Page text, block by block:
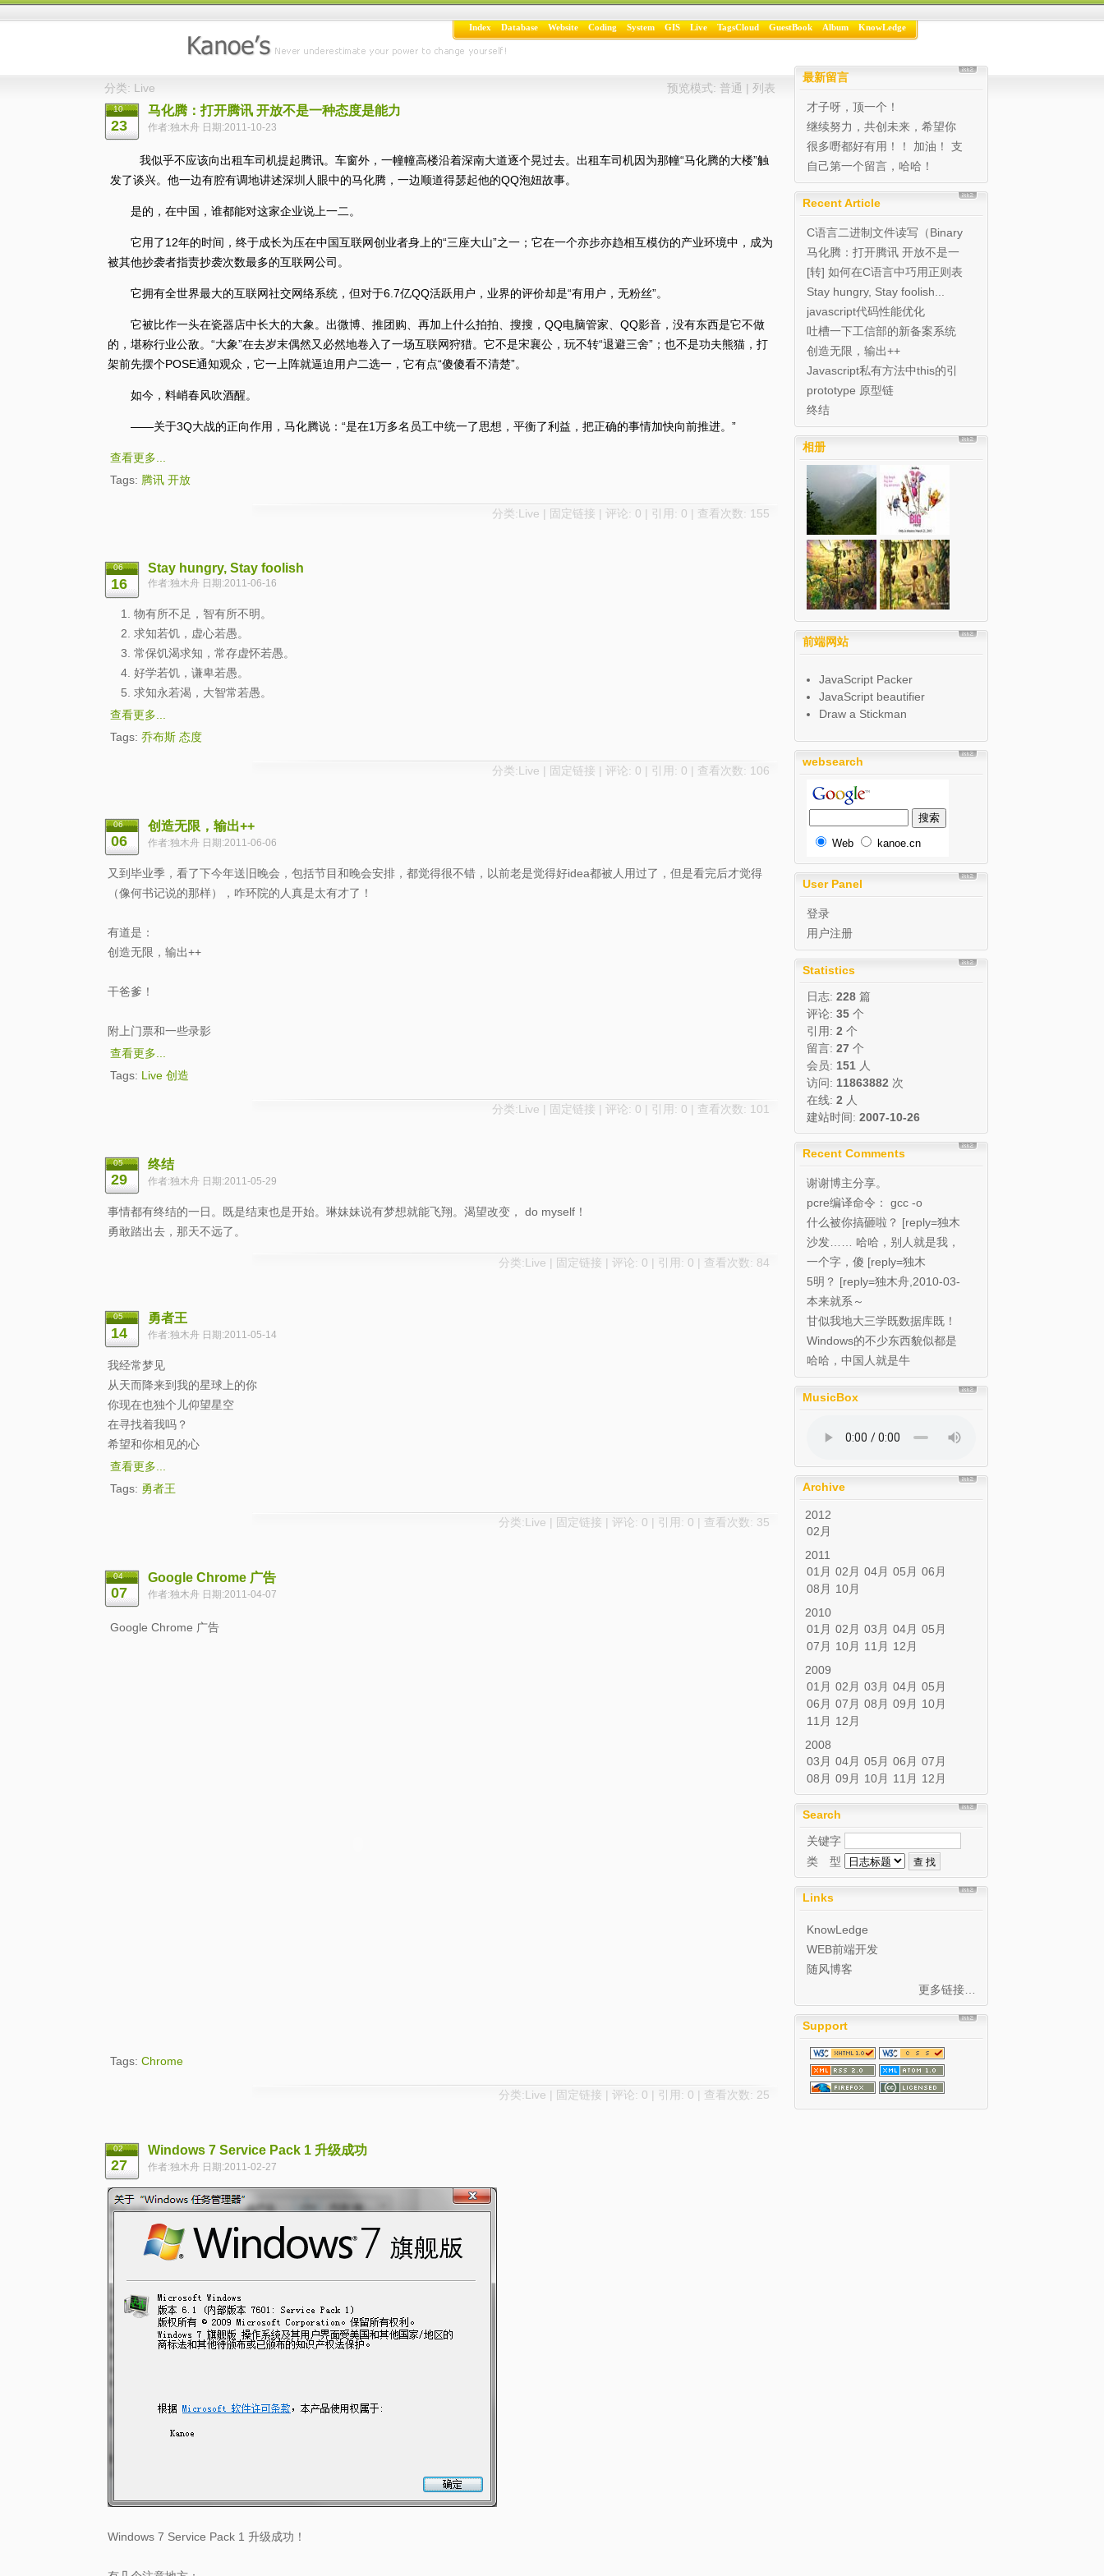
Index Database Website Coding System GIS Live TagsCloud GuestBook Album KnowLedge
分类: Live 预览模式: 普通 | 列表
10
23
马化腾：打开腾讯 开放不是一种态度是能力
作者:独木舟 日期:2011-10-23
我似乎不应该向出租车司机提起腾讯。车窗外，一幢幢高楼沿着深南大道逐个晃过去。出租车司机因为那幢“马化腾的大楼”触
发了谈兴。他一边有腔有调地讲述深圳人眼中的马化腾，一边顺道得瑟起他的QQ泡妞故事。
是的，在中国，谁都能对这家企业说上一二。
它用了12年的时间，终于成长为压在中国互联网创业者身上的“三座大山”之一；它在一个亦步亦趋相互模仿的产业环境中，成为
被其他抄袭者指责抄袭次数最多的互联网公司。
它拥有全世界最大的互联网社交网络系统，但对于6.7亿QQ活跃用户，业界的评价却是“有用户，无粉丝”。
它被比作一头在瓷器店中长大的大象。出微博、推团购、再加上什么拍拍、搜搜，QQ电脑管家、QQ影音，没有东西是它不做
的，堪称行业公敌。“大象”在去岁末偶然又必然地卷入了一场互联网狩猎。它不是宋襄公，玩不转“退避三舍”；也不是功夫熊猫，打
架前先摆个POSE通知观众，它一上阵就逼迫用户二选一，它有点“傻傻看不清楚”。
如今，料峭春风吹酒醒。
——关于3Q大战的正向作用，马化腾说：“是在1万多名员工中统一了思想，平衡了利益，把正确的事情加快向前推进。”
查看更多...
Tags: 腾讯 开放
分类:Live | 固定链接 | 评论: 0 | 引用: 0 | 查看次数: 155
06
16
Stay hungry, Stay foolish
作者:独木舟 日期:2011-06-16
1. 物有所不足，智有所不明。
2. 求知若饥，虚心若愚。
3. 常保饥渴求知，常存虚怀若愚。
4. 好学若饥，谦卑若愚。
5. 求知永若渴，大智常若愚。
查看更多...
Tags: 乔布斯 态度
分类:Live | 固定链接 | 评论: 0 | 引用: 0 | 查看次数: 106
06
06
创造无限，输出++
作者:独木舟 日期:2011-06-06
又到毕业季，看了下今年送旧晚会，包括节目和晚会安排，都觉得很不错，以前老是觉得好idea都被人用过了，但是看完后才觉得
（像何书记说的那样），咋环院的人真是太有才了！
有道是：
创造无限，输出++
干爸爹！
附上门票和一些录影
查看更多...
Tags: Live 创造
分类:Live | 固定链接 | 评论: 0 | 引用: 0 | 查看次数: 101
05
29
终结
作者:独木舟 日期:2011-05-29
事情都有终结的一日。既是结束也是开始。琳妹妹说有梦想就能飞翔。渴望改变， do myself！
勇敢踏出去，那天不远了。
分类:Live | 固定链接 | 评论: 0 | 引用: 0 | 查看次数: 84
05
14
勇者王
作者:独木舟 日期:2011-05-14
我经常梦见
从天而降来到我的星球上的你
你现在也独个儿仰望星空
在寻找着我吗？
希望和你相见的心
查看更多...
Tags: 勇者王
分类:Live | 固定链接 | 评论: 0 | 引用: 0 | 查看次数: 35
04
07
Google Chrome 广告
作者:独木舟 日期:2011-04-07
Google Chrome 广告
Tags: Chrome
分类:Live | 固定链接 | 评论: 0 | 引用: 0 | 查看次数: 25
02
27
Windows 7 Service Pack 1 升级成功
作者:独木舟 日期:2011-02-27
Windows 7 Service Pack 1 升级成功！
最新留言
才子呀，顶一个！
继续努力，共创未来，希望你
的博客越办越好 写的很...
很多嘢都好有用！！ 加油！ 支
持！ 继续努力...
自己第一个留言，哈哈！
Recent Article
C语言二进制文件读写（Binary
I/O)实例
马化腾：打开腾讯 开放不是一
种态度是能力
[转] 如何在C语言中巧用正则表
达式
Stay hungry, Stay foolish...
javascript代码性能优化
吐槽一下工信部的新备案系统
创造无限，输出++
Javascript私有方法中this的引
用
prototype 原型链
终结
相册
前端网站
JavaScript Packer
JavaScript beautifier
Draw a Stickman
websearch
Web kanoe.cn
User Panel
登录
用户注册
Statistics
日志: 228 篇
评论: 35 个
引用: 2 个
留言: 27 个
会员: 151 人
访问: 11863882 次
在线: 2 人
建站时间: 2007-10-26
Recent Comments
谢谢博主分享。
pcre编译命令： gcc -o
pcre_de...
什么被你搞砸啦？ [reply=独木
舟,2010...
沙发…… 哈哈，别人就是我，
帮忙种草的…… 我...
一个字，傻 [reply=独木
舟,2010-03...
5明？ [reply=独木舟,2010-03-
1...
本来就系～
甘似我地大三学既数据库既！
Windows的不少东西貌似都是
在中国研发
哈哈，中国人就是牛
MusicBox
Archive
2012
02月
2011
01月 02月 04月 05月 06月
08月 10月
2010
01月 02月 03月 04月 05月
07月 10月 11月 12月
2009
01月 02月 03月 04月 05月
06月 07月 08月 09月 10月
11月 12月
2008
03月 04月 05月 06月 07月
08月 09月 10月 11月 12月
Search
关键字
类 型
Links
KnowLedge
WEB前端开发
随风博客
更多链接…
Support